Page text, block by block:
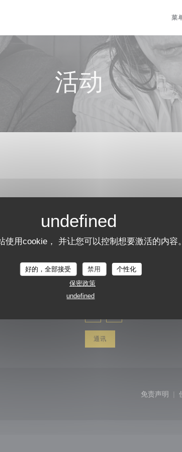
使用cookie， 并让您可以控制想要激活的内容。
好的，全部接受 禁用
个性化
保密政策
undefined
菜
活动
关注我们
Facebook ((在新窗口中
Instagram ((在新
通讯
免责声明
((在新